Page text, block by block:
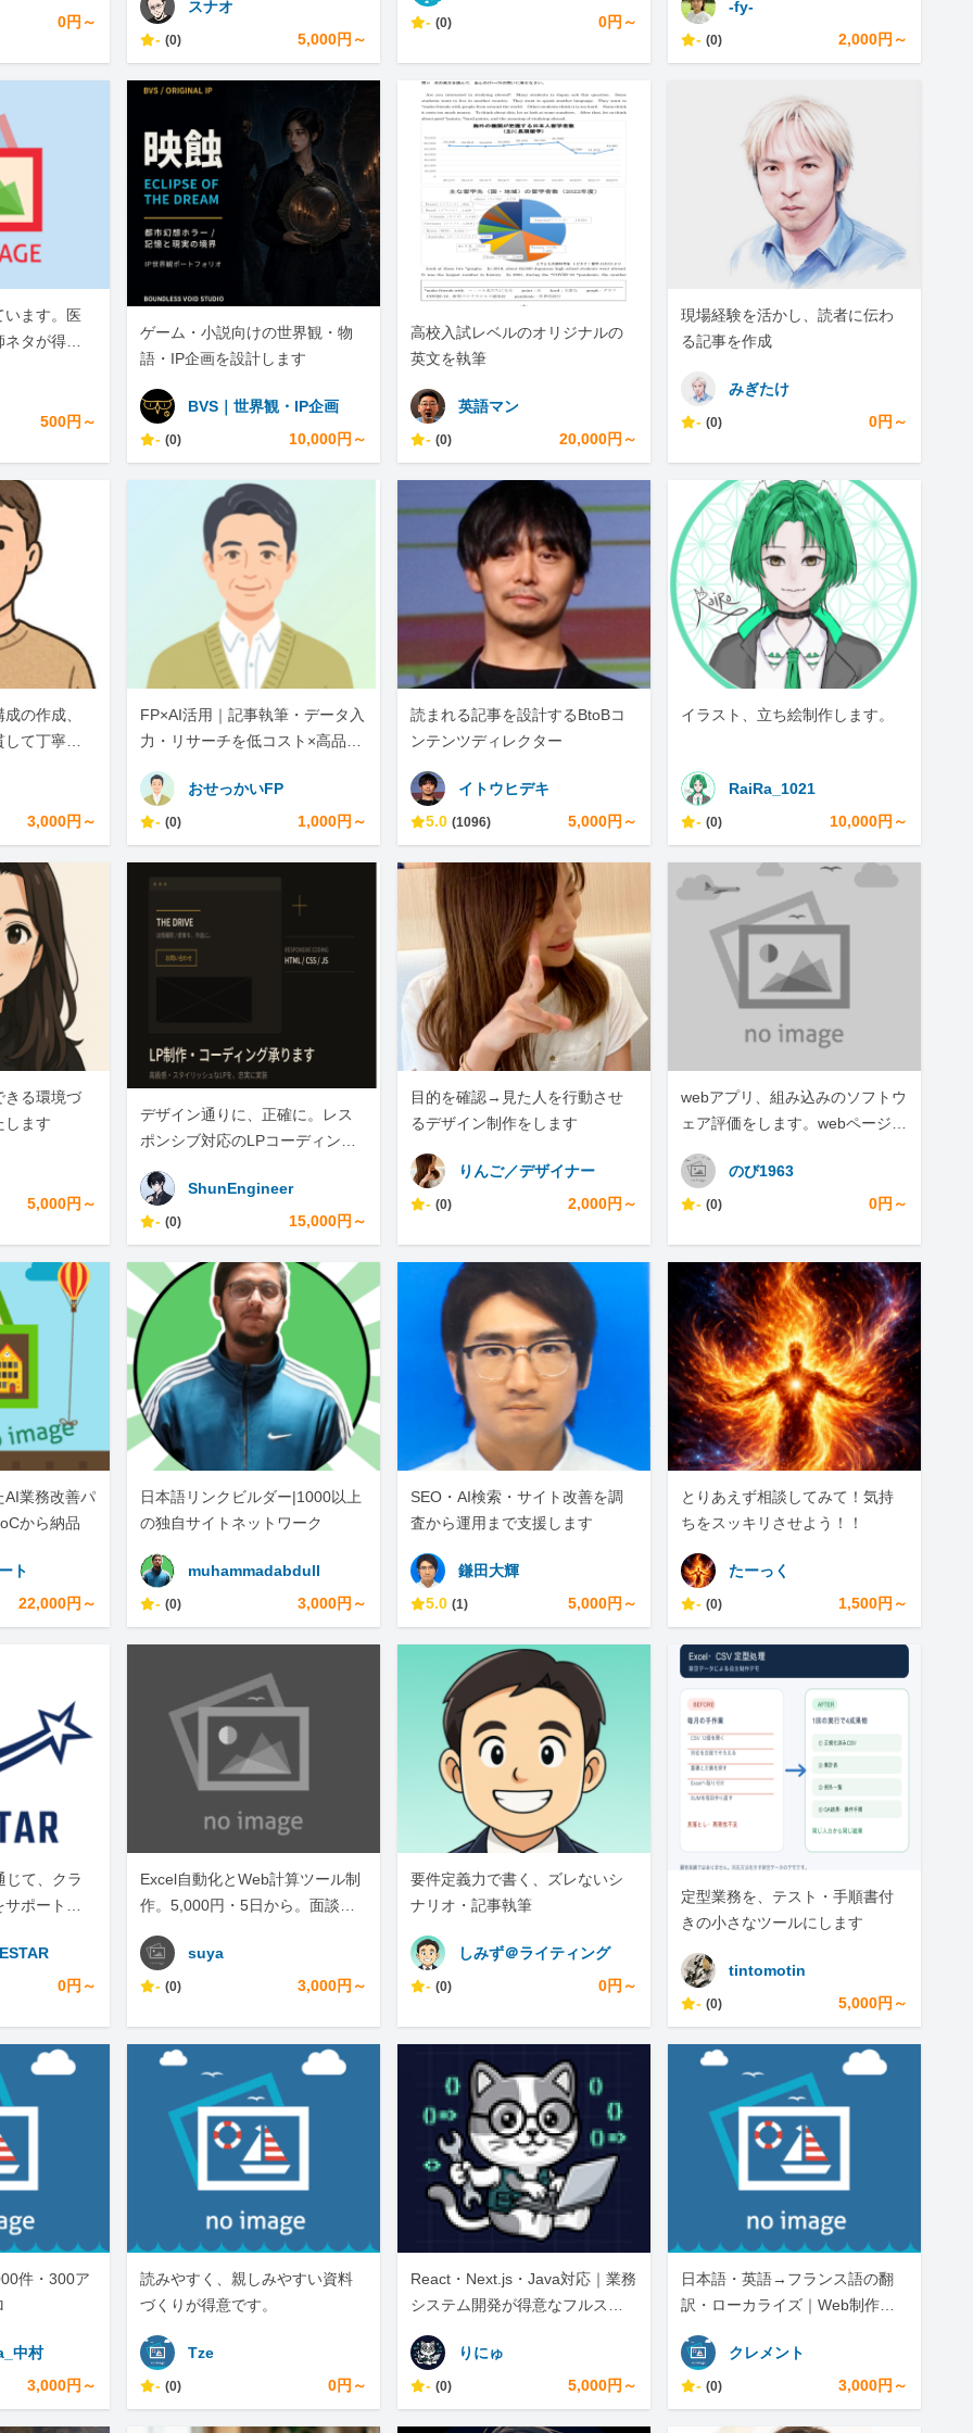
0円～
スナオ
- (0) 5,000円～
- (0) 0円～
-fy-
- (0) 2,000円～
います。医
タが得意
500円～
ゲーム・小説向けの世界観・物
語・IP企画を設計します
BVS｜世界観・IP企画
- (0) 10,000円～
高校入試レベルのオリジナルの
英文を執筆
英語マン
- (0) 20,000円～
現場経験を活かし、読者に伝わ
る記事を作成
みぎたけ
- (0) 0円～
の作成、
て丁寧に
3,000円～
FP×AI活用｜記事執筆・データ入
力・リサーチを低コスト×高品質
おせっかいFP
- (0) 1,000円～
読まれる記事を設計するBtoBコ
ンテンツディレクター
イトウヒデキ
5.0 (1096) 5,000円～
イラスト、立ち絵制作します。
RaiRa_1021
- (0) 10,000円～
きる環境づ
します
5,000円～
デザイン通りに、正確に。レス
ポンシブ対応のLPコーディング
ShunEngineer
- (0) 15,000円～
目的を確認→見た人を行動させ
るデザイン制作をします
りんご／デザイナー
- (0) 2,000円～
webアプリ、組み込みのソフトウ
ェア評価をします。webページの
のび1963
- (0) 0円～
AI業務改善パ
から納品
ト
22,000円～
日本語リンクビルダー|1000以上
の独自サイトネットワーク
muhammadabdull
- (0) 3,000円～
SEO・AI検索・サイト改善を調
査から運用まで支援します
鎌田大輝
5.0 (1) 5,000円～
とりあえず相談してみて！気持
ちをスッキリさせよう！！
たーっく
- (0) 1,500円～
じて、クラ
ポートし
0円～
Excel自動化とWeb計算ツール制
作。5,000円・5日から。面談な
suya
- (0) 3,000円～
要件定義力で書く、ズレないシ
ナリオ・記事執筆
しみず＠ライティング
- (0) 0円～
定型業務を、テスト・手順書付
きの小さなツールにします
tintomotin
- (0) 5,000円～
件・300ア
中村
3,000円～
読みやすく、親しみやすい資料
づくりが得意です。
Tze
- (0) 0円～
React・Next.js・Java対応｜業務
システム開発が得意なフルスタ
りにゅ
- (0) 5,000円～
日本語・英語→フランス語の翻
訳・ローカライズ｜Web制作・A
クレメント
- (0) 3,000円～